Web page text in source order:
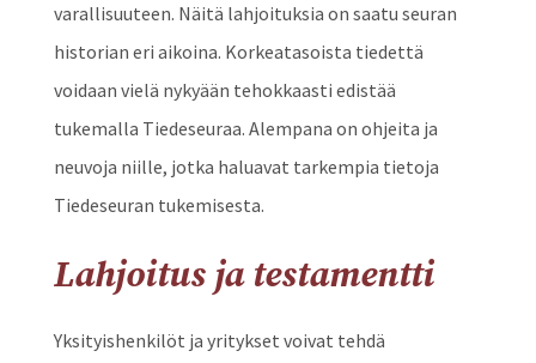
varallisuuteen. Näitä lahjoituksia on saatu seuran
historian eri aikoina. Korkeatasoista tiedettä
voidaan vielä nykyään tehokkaasti edistää
tukemalla Tiedeseuraa. Alempana on ohjeita ja
neuvoja niille, jotka haluavat tarkempia tietoja
Tiedeseuran tukemisesta.
Lahjoitus ja testamentti
Yksityishenkilöt ja yritykset voivat tehdä